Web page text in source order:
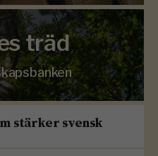
träd
stärker svensk